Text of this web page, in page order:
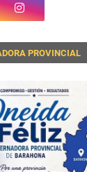
PROVINCIAL